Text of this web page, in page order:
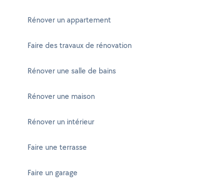
Rénover un appartement
Faire des travaux de rénovation
Rénover une salle de bains
Rénover une maison
Rénover un intérieur
Faire une terrasse
Faire un garage